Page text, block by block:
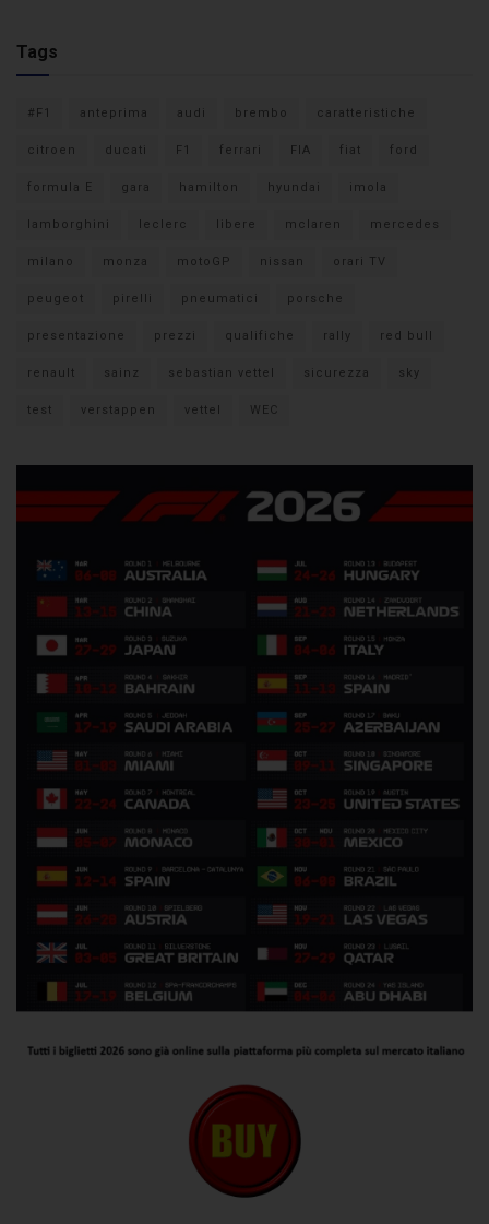
Tags
#F1 anteprima audi brembo caratteristiche
citroen ducati F1 ferrari FIA fiat ford
formula E gara hamilton hyundai imola
lamborghini leclerc libere mclaren mercedes
milano monza motoGP nissan orari TV
peugeot pirelli pneumatici porsche
presentazione prezzi qualifiche rally red bull
renault sainz sebastian vettel sicurezza sky
test verstappen vettel WEC